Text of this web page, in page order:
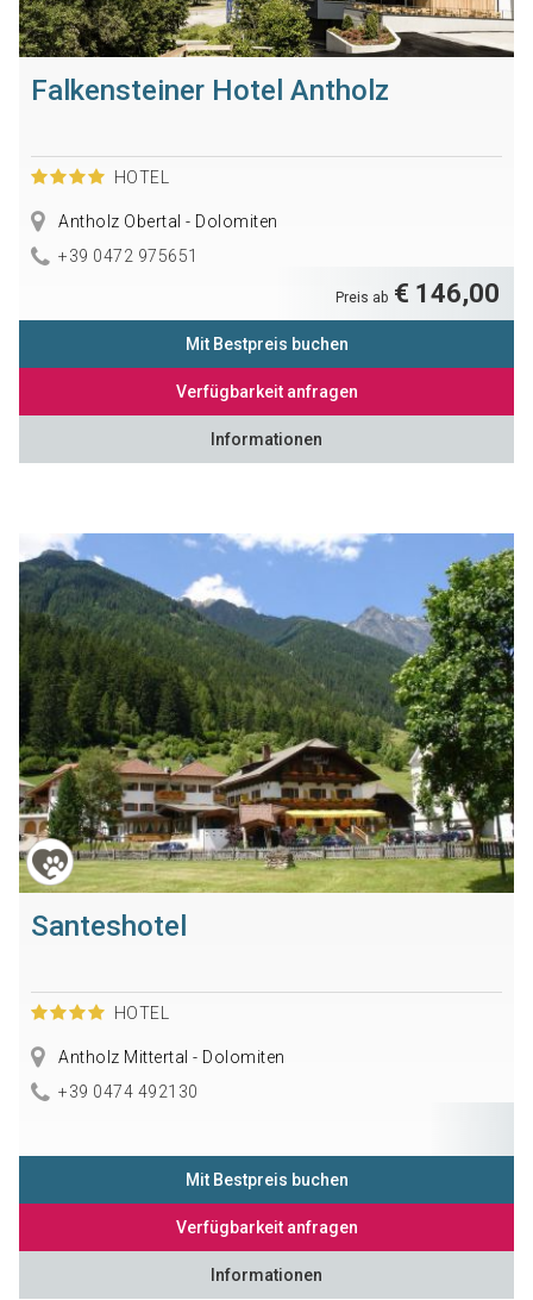
Falkensteiner Hotel Antholz
HOTEL
Antholz Obertal - Dolomiten
+39 0472 975651
Preis ab € 146,00
Mit Bestpreis buchen
Verfügbarkeit anfragen
Informationen
Santeshotel
HOTEL
Antholz Mittertal - Dolomiten
+39 0474 492130
Mit Bestpreis buchen
Verfügbarkeit anfragen
Informationen